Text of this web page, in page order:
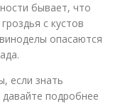
бывает, что
с кустов
опасаются
если знать
подробнее